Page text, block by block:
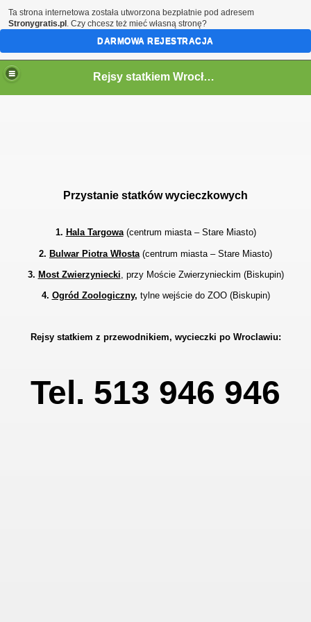
Rejsy statkiem Wrocław
Przystanie statków wycieczkowych
1. Hala Targowa(centrum miasta – Stare Miasto)
2. Bulwar Piotra Włosta (centrum miasta – Stare Miasto)
3. Most Zwierzyniecki, przy Moście Zwierzynieckim (Biskupin)
4. Ogród Zoologiczny, tylne wejście do ZOO (Biskupin)
Rejsy statkiem z przewodnikiem, wycieczki po Wroclawiu:
Tel. 513 946 946
Ta strona internetowa została utworzona bezpłatnie pod adresem
Stronygratis.pl . Czy chcesz też mieć własną stronę?
DARMOWA REJESTRACJA